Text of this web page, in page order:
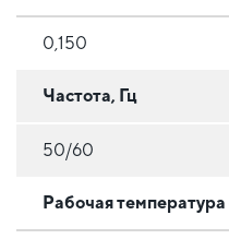
0,150
Частота, Гц
50/60
Рабочая